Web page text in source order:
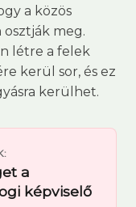
a közös
meg.
létre a felek
kerül sor, és ez
kerülhet.
a
képviselő